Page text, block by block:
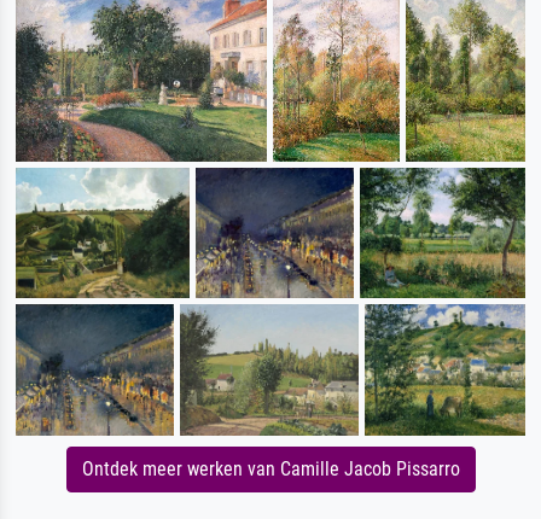
Ontdek meer werken van Camille Jacob Pissarro